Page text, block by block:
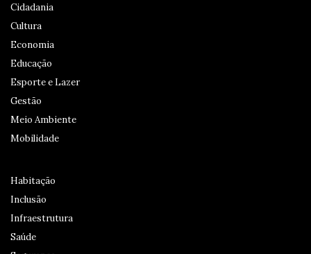
Cidadania
Cultura
Economia
Educação
Esporte e Lazer
Gestão
Meio Ambiente
Mobilidade
Habitação
Inclusão
Infraestrutura
Saúde